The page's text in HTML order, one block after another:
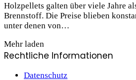
Holzpellets galten über viele Jahre
Brennstoff. Die Preise blieben
unter denen von…
Mehr laden
Rechtliche Informationen
Datenschutz